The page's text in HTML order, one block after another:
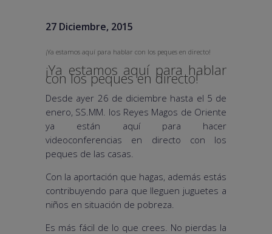
27 Diciembre, 2015
¡Ya estamos aquí para hablar con los peques en directo!
¡Ya estamos aquí para hablar
con los peques en directo!
Desde ayer 26 de diciembre hasta el 5 de
enero, SS.MM. los Reyes Magos de Oriente
ya están aquí para hacer
videoconferencias en directo con los
peques de las casas.
Con la aportación que hagas, además estás
contribuyendo para que lleguen juguetes a
niños en situación de pobreza.
Es más fácil de lo que crees. No pierdas la